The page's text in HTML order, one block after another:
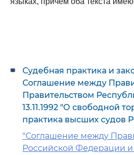
Судебная практика и
Соглашение между
Правительством
13.11.1992 "О свободной
практика высших судов
"Соглашение между
Российской Федерации